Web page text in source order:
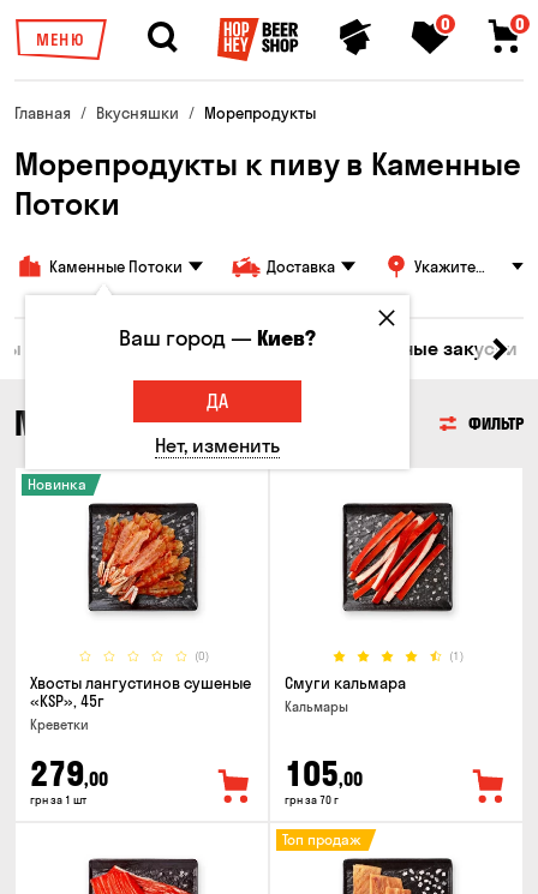
МЕНЮ
0 0
Главная Вкусняшки Морепродукты
Морепродукты к пиву в Каменные
Потоки
Каменные Потоки Доставка
Укажите
Рыба Морепродукты Сырные закуски
МОРЕПРОДУКТЫ ФИЛЬТР
(0)
Новинка
Хвосты лангустинов сушеные
«KSP», 45г
Креветки
279,00
грн за 1 шт
(1)
Смуги кальмара
Кальмары
105,00
грн за 70 г
Топ продаж
Ваш город —Киев?
ДА
Нет, изменить